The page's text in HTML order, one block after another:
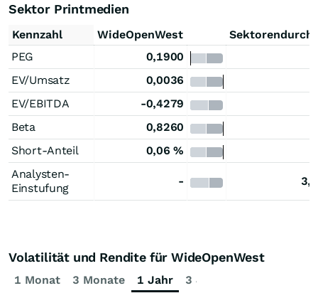
Sektor Printmedien
Kennzahl WideOpenWest
PEG
0,1900
EV/Umsatz
0,0036
EV/EBITDA
-0,4279
Beta
0,8260
Short-Anteil
0,06 %
Analysten-
Einstufung
-
Volatilität und Rendite für WideOpenWest
1 Monat 3 Monate 1 Jahr 3 Jahre